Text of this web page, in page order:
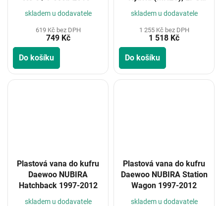
skladem u dodavatele
619 Kč bez DPH
749 Kč
Do košíku
verze s jednou podlahou
kufru 2024-
skladem u dodavatele
1 255 Kč bez DPH
1 518 Kč
Do košíku
Plastová vana do kufru
Daewoo NUBIRA
Hatchback 1997-2012
skladem u dodavatele
Plastová vana do kufru
Daewoo NUBIRA Station
Wagon 1997-2012
skladem u dodavatele